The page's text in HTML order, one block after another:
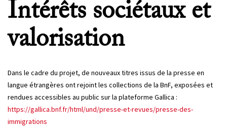
Intérêts sociétaux et
valorisation
Dans le cadre du projet, de nouveaux titres issus de la presse en
langue étrangères ont rejoint les collections de la BnF, exposées et
rendues accessibles au public sur la plateforme Gallica :
https://gallica.bnf.fr/html/und/presse-et-revues/presse-des-
immigrations